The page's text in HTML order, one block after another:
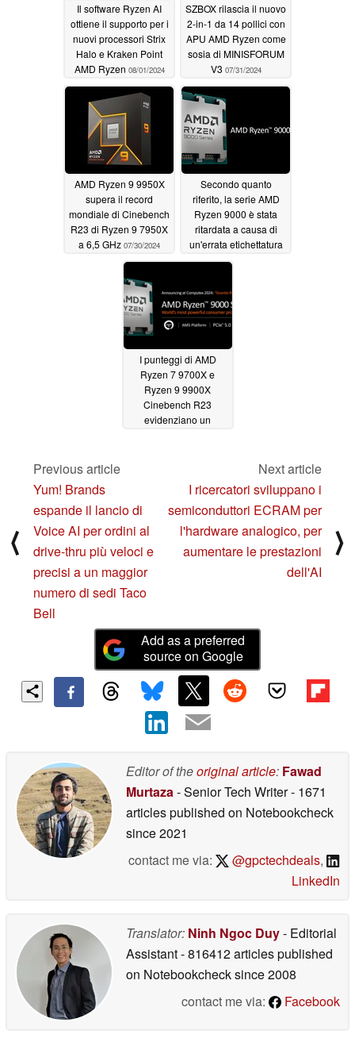
Il software Ryzen AI
ottiene il supporto per i
nuovi processori Strix
Halo e Kraken Point
AMD Ryzen 08/01/2024
SZBOX rilascia il nuovo
2-in-1 da 14 pollici con
APU AMD Ryzen come
sosia di MINISFORUM
V3 07/31/2024
AMD Ryzen 9 9950X
supera il record
mondiale di Cinebench
R23 di Ryzen 9 7950X
a 6,5 GHz 07/30/2024
Secondo quanto
riferito, la serie AMD
Ryzen 9000 è stata
ritardata a causa di
un'errata etichettatura
dei processori
I punteggi di AMD
Ryzen 7 9700X e
Ryzen 9 9900X
Cinebench R23
evidenziano un
⟨
Previous article
Yum! Brands
espande il lancio di
Voice AI per ordini al
drive-thru più veloci e
precisi a un maggior
numero di sedi Taco
Bell
Next article
I ricercatori sviluppano i
semiconduttori ECRAM per
l'hardware analogico, per
aumentare le prestazioni
dell'AI
⟩
Add as a preferred
source on Google
Editor of theoriginal article: Fawad
Murtaza- Senior Tech Writer- 1671
articles published on Notebookcheck
since 2021
contact me via:
@gpctechdeals,
LinkedIn
Translator: Ninh Ngoc Duy- Editorial
Assistant- 816412 articles published
on Notebookchecksince 2008
contact me via:
Facebook